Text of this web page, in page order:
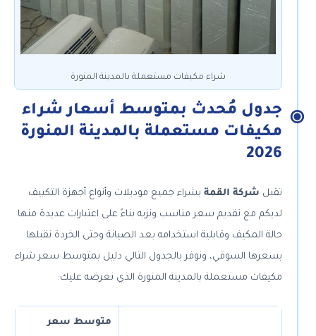
شراء مكيفات مستعملة بالمدينة المنورة
جدول مُحدث بمتوسط أسعار شراء
مكيفات مستعملة بالمدينة المنورة
2026
تقبل شركة القمة بشراء جميع موديلات وأنواع أجهزة التكييف
لديكم مع تقديم سعر مناسب ونزيه بناءً على اعتبارات عديدة منها
حالة المكيف وقابلية استخدامه بعد الصيانة وحتى الخردة نقبلها
بسعرها السوقي، ونوفر بالجدول التالي دليل بمتوسط سعر شراء
مكيفات مستعملة بالمدينة المنورة الذي نعرضه عليك:
متوسط سعر